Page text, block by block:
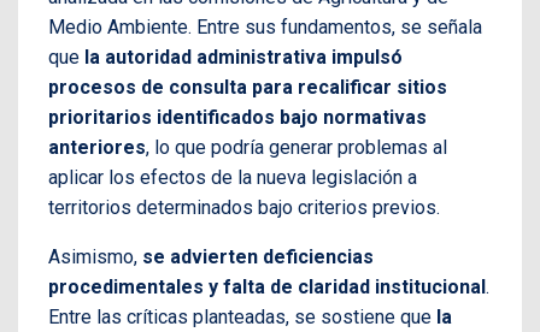
Medio Ambiente. Entre sus fundamentos, se señala
que la autoridad administrativa impulsó
procesos de consulta para recalificar sitios
prioritarios identificados bajo normativas
anteriores, lo que podría generar problemas al
aplicar los efectos de la nueva legislación a
territorios determinados bajo criterios previos.
Asimismo, se advierten deficiencias
procedimentales y falta de claridad institucional .
Entre las críticas planteadas, se sostiene que la